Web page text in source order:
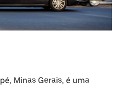
Minas Gerais, é uma